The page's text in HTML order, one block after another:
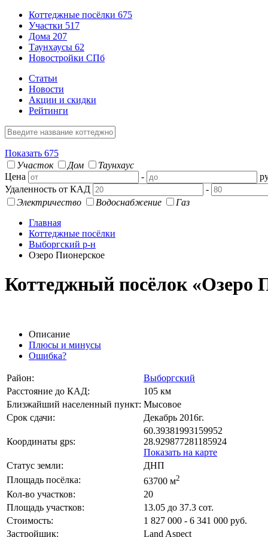
Коттеджные посёлки 675
Участки 517
Дома 207
Таунхаусы 62
Новостройки СПб
Статьи
Новости
Акции и скидки
Рейтинги
Показать 675
Участок
Дом
Таунхаус
Цена
-
Удаленность от КАД
-
Электричество
Водоснабжение
Газ
Главная
Коттеджные посёлки
Выборгский р-н
Озеро Пионерское
Коттеджный посёлок «Озеро
Описание
Плюсы и минусы
Ошибка?
Район:
Выборгский
Расстояние до КАД:
105 км
Близжайший населенный пункт: Мысовое
Срок сдачи:
Декабрь 2016г.
Координаты gps:
60.39381993159952
28.929877281185924
Показать на карте
Статус земли:
ДНП
Площадь посёлка:
63700 м2
Кол-во участков:
20
Площадь участков:
13.05 до 37.3 сот.
Стоимость:
1 827 000 - 6 341 000 руб.
Застройщик:
Land Aspect